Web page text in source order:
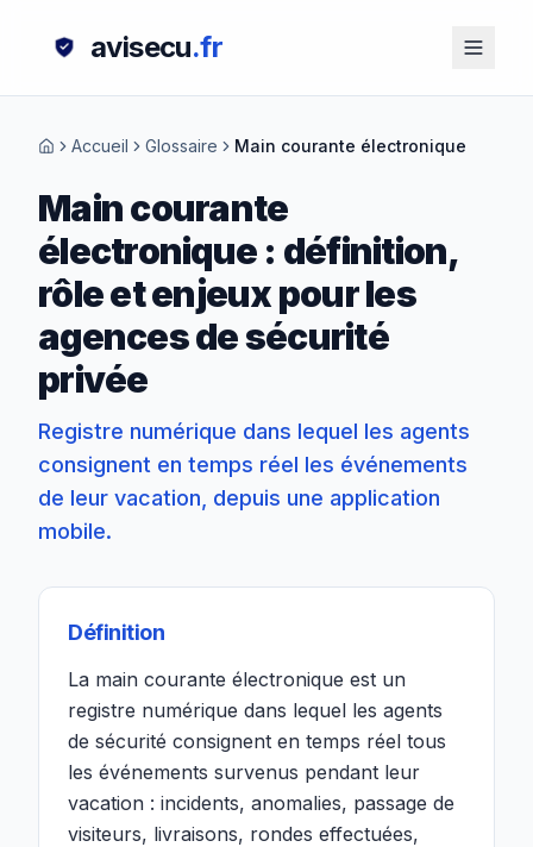
avisecu.fr
Accueil Glossaire Main courante électronique
Main courante
électronique : définition,
rôle et enjeux pour les
agences de sécurité
privée
Registre numérique dans lequel les agents
consignent en temps réel les événements
de leur vacation, depuis une application
mobile.
Définition
La main courante électronique est un
registre numérique dans lequel les agents
de sécurité consignent en temps réel tous
les événements survenus pendant leur
vacation : incidents, anomalies, passage de
visiteurs, livraisons, rondes effectuées,